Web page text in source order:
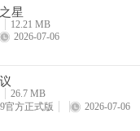
、Ste2、Set3、Paired、
默认颜色主题方案。
星
12.21 MB
2026-07-06
26.7 MB
官方正式版
2026-07-06